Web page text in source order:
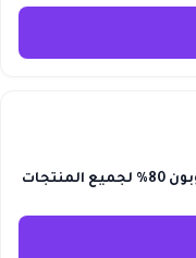
كوبون خصم وست الم السعودية مايو كوبون 80% لجميع المنتجات